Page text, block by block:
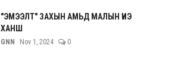
"ЭМЭЭЛТ" ЗАХЫН АМЬД МАЛЫН ҮНЭ
ХАНШ
GNN Nov 1, 2024 0